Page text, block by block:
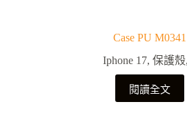
Case PU M0341
Iphone 17,保護殼
閱讀全文